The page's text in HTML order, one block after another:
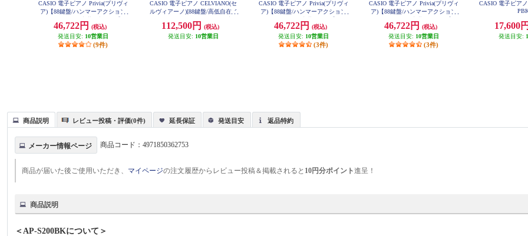
CASIO 電子ピアノ Privia(プリヴィ
ア)【88鍵盤/ハンマーアクション
X-S1100BK
46,722円
(税込)
発送目安: 10営業日
(9件)
CASIO 電子ピアノ CELVIANO(セ
ルヴィアーノ)[88鍵盤/高低自在イ
★大型配送対象商品 AP-300GB
112,500円
(税込)
発送目安: 10営業日
CASIO 電子ピアノ Privia(プリヴィ
ア)【88鍵盤/ハンマーアクション
S1100RD
46,722円
(税込)
発送目安: 10営業日
(3件)
CASIO 電子ピアノ Privia(プリヴィ
ア)【88鍵盤/ハンマーアクション
X-S1100WE
46,722円
(税込)
発送目安: 10営業日
(3件)
CASIO 電子ピア
17,600円
発送目安:
商品説明 レビュー投稿・評価(0件) 延長保証 発送目安 返品特約
メーカー情報ページ 商品コード：4971850362753
商品が届いた後ご使用いただき、 マイページの注文履歴からレビュー投稿＆掲載されると 10円分ポイント進呈！
商品説明
＜AP-S200BKについて＞